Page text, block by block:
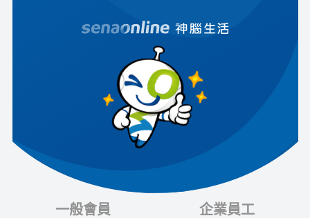
一般會員 企業員工